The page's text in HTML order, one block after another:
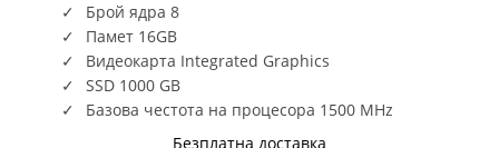
Брой ядра 8
Памет 16GB
Видеокарта Integrated Graphics
SSD 1000 GB
Базова честота на процесора 1500 MHz
Безплатна доставка